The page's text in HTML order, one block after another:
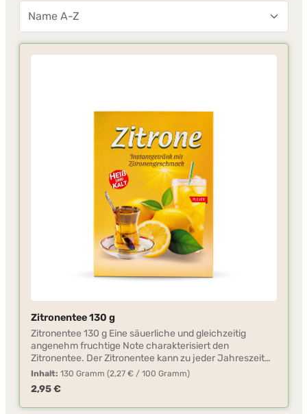
Zitronentee 130 g
Zitronentee 130 g Eine säuerliche und gleichzeitig
angenehm fruchtige Note charakterisiert den
Zitronentee. Der Zitronentee kann zu jeder Jahreszeit
genossen werden. Ohne großen Zeitaufwand können Sie
diesen Tee mit kaltem oder warmem Wasser zubereiten.
Das Teepulver ist vielseitig verwendbar, z.B. für die
Herstellung von Fruchtschorlen, Kuchen, Pudding.
Inhalt: 130 Gramm (2,27 € / 100 Gramm)
Regulärer Preis:
2,95 €